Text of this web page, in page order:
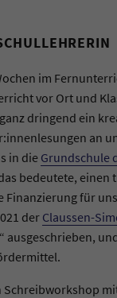
im
vor Ort und
dringend ein
an
in die Grundschule
bedeutete, einen
für
der Claussen-
ausgeschrieben,